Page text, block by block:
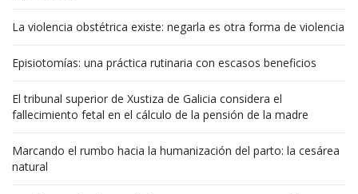
La violencia obstétrica existe: negarla es otra forma de violencia
Episiotomías: una práctica rutinaria con escasos beneficios
El tribunal superior de Xustiza de Galicia considera el
fallecimiento fetal en el cálculo de la pensión de la madre
Marcando el rumbo hacia la humanización del parto: la cesárea
natural